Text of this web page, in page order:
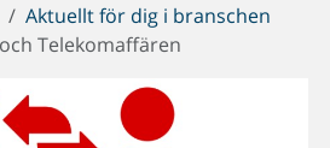
Aktuellt för dig i branschen
Telekomaffären